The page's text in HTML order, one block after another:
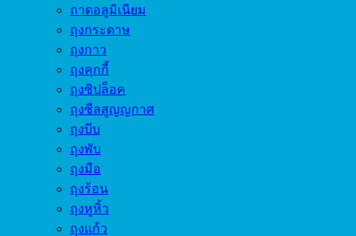
ถาดอลูมิเนียม
ถุงกระดาษ
ถุงกาว
ถุงคุกกี้
ถุงซิปล็อค
ถุงซีลสูญญกาศ
ถุงบีบ
ถุงพับ
ถุงมือ
ถุงร้อน
ถุงหูหิ้ว
ถุงแก้ว